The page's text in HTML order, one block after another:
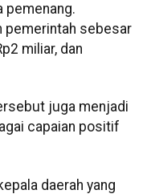
pemenang.
pemerintah sebesar
miliar, dan
juga menjadi
capaian positif
daerah yang